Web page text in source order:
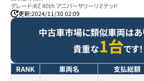
グレード:RZ 40th アニバーサリーリミテッド
更新:2024/11/30 02:09
中古車市場に類似車両はあ
貴重な1台です！
RANK 車両名 支払総額